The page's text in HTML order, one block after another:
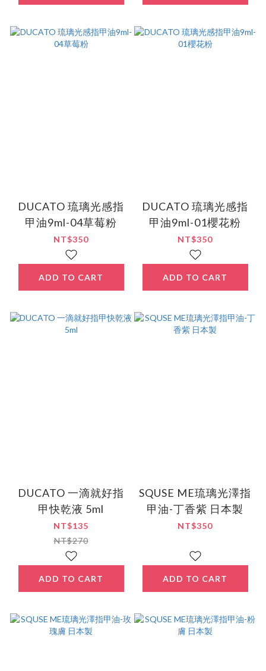
DUCATO 琉璃光感指
甲油9ml-04草莓粉
NT$350
ADD TO CART
DUCATO 琉璃光感指
甲油9ml-01櫻花粉
NT$350
ADD TO CART
DUCATO 一滴就好指
甲快乾液 5ml
NT$135
NT$270
ADD TO CART
SQUSE ME琉璃光澤指
甲油-丁香紫 日本製
NT$350
ADD TO CART